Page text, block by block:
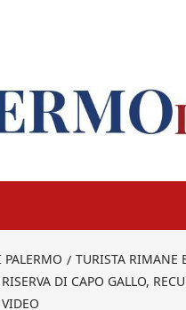
TURISTA RIMANE
DI CAPO GALLO,